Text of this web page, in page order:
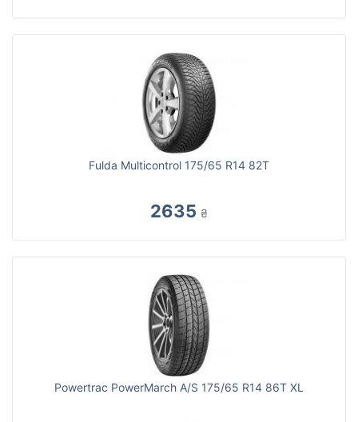
Fulda Multicontrol 175/65 R14 82T
2635 ₴
Powertrac PowerMarch A/S 175/65 R14 86T XL